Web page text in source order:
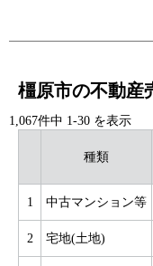
橿原市の不動産
1,067件中 1-30 を表示
種類
1 中古マンション等
2 宅地(土地)